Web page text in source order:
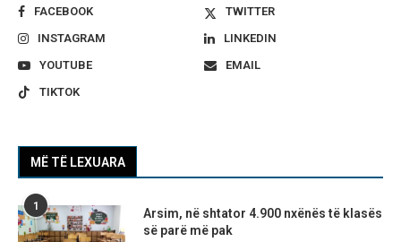
FACEBOOK
TWITTER
INSTAGRAM
LINKEDIN
YOUTUBE
EMAIL
TIKTOK
MË TË LEXUARA
1
Arsim, në shtator 4.900 nxënës të klasës
së parë më pak